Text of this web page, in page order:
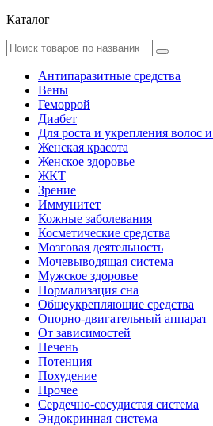
Каталог
Антипаразитные средства
Вены
Геморрой
Диабет
Для роста и укрепления волос
Женская красота
Женское здоровье
ЖКТ
Зрение
Иммунитет
Кожные заболевания
Косметические средства
Мозговая деятельность
Мочевыводящая система
Мужское здоровье
Нормализация сна
Общеукрепляющие средства
Опорно-двигательный аппарат
От зависимостей
Печень
Потенция
Похудение
Прочее
Сердечно-сосудистая система
Эндокринная система